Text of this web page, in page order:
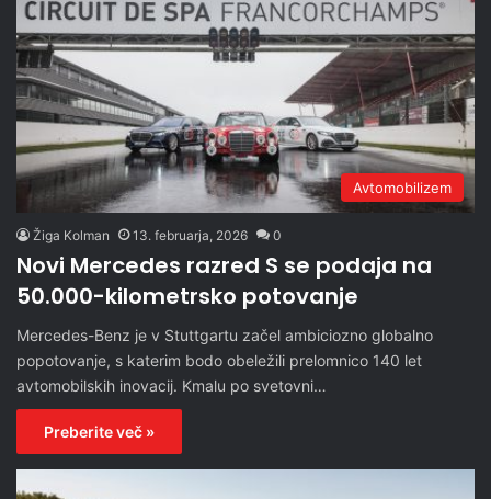
Avtomobilizem
Žiga Kolman 13. februarja, 2026 0
Novi Mercedes razred S se podaja na
50.000-kilometrsko potovanje
Mercedes-Benz je v Stuttgartu začel ambiciozno globalno
popotovanje, s katerim bodo obeležili prelomnico 140 let
avtomobilskih inovacij. Kmalu po svetovni…
Preberite več »